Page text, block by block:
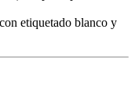
etiquetado blanco y